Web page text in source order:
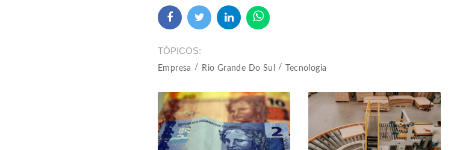
TÓPICOS
Empresa Rio Grande Do Sul Tecnologia